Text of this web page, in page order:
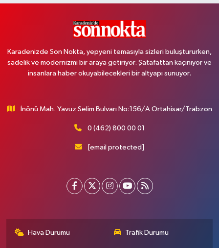
Karadenizde Son Nokta, yepyeni temasıyla sizleri buluştururken,
sadelik ve modernizmi bir araya getiriyor. Şatafattan kaçınıyor ve
insanlara haber okuyabilecekleri bir altyapı sunuyor.
İnönü Mah. Yavuz Selim Bulvarı No:156/A Ortahisar/Trabzon
0 (462) 800 00 01
[email protected]
Hava Durumu Trafik Durumu